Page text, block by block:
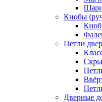
Кнобы
Петли
Дверные